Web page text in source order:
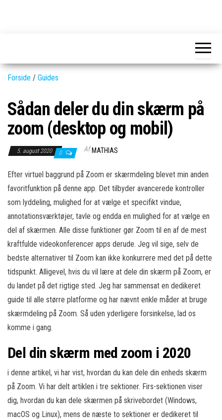
nyeste
Forside / Guides
Sådan deler du din skærm på
zoom (desktop og mobil)
5. august 2020 0 Af MATHIAS
Efter virtuel baggrund på Zoom er skærmdeling blevet min anden
favoritfunktion på denne app. Det tilbyder avancerede kontroller
som lyddeling, mulighed for at vælge et specifikt vindue,
annotationsværktøjer, tavle og endda en mulighed for at vælge en
del af skærmen. Alle disse funktioner gør Zoom til en af ​​de mest
kraftfulde videokonferencer apps derude. Jeg vil sige, selv de
bedste alternativer til Zoom kan ikke konkurrere med det på dette
tidspunkt. Alligevel, hvis du vil lære at dele din skærm på Zoom, er
du landet på det rigtige sted. Jeg har sammensat en dedikeret
guide til alle større platforme og har nævnt enkle måder at bruge
skærmdeling på Zoom. Så uden yderligere forsinkelse, lad os
komme i gang.
Del din skærm med zoom i 2020
i denne artikel, vi har vist, hvordan du kan dele din enheds skærm
på Zoom. Vi har delt artiklen i tre sektioner. Firs-sektionen viser
dig, hvordan du kan dele skærmen på skrivebordet (Windows,
macOS og Linux), mens de næste to sektioner er dedikeret til